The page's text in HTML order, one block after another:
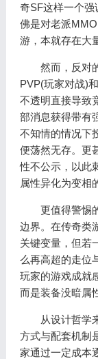
奇SF这样一个
佛是对老派
游，本就存在大
然而，反对的
PVP(玩家对战)
不透明直接导致
部消息获得带有
不知情的情况下
便荡然无存。更
性不公示，以此
属性异化为变相
更值得警惕的
边界。在传奇类
关键变量，但若
么再高超的走位
玩家的游戏成就
而是装备没暗属
从设计哲学来
方式与配套机制
家通过一定成本